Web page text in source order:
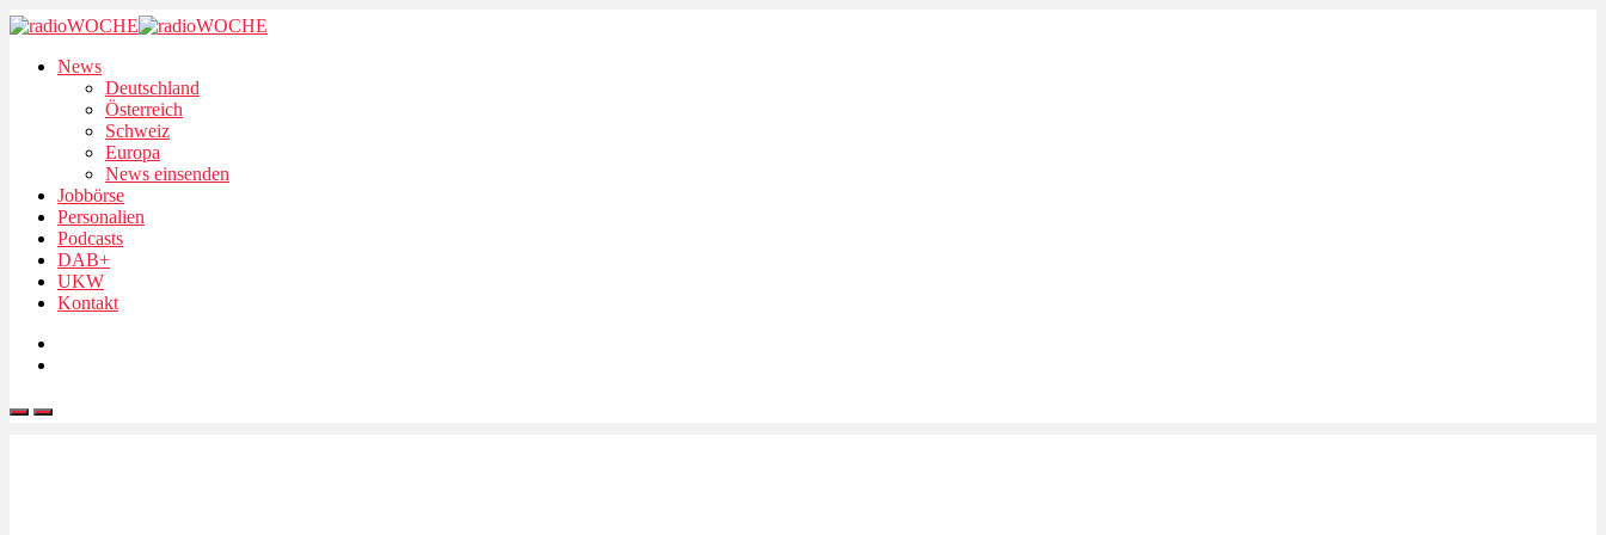
News
Deutschland
Österreich
Schweiz
Europa
News einsenden
Jobbörse
Personalien
Podcasts
DAB+
UKW
Kontakt